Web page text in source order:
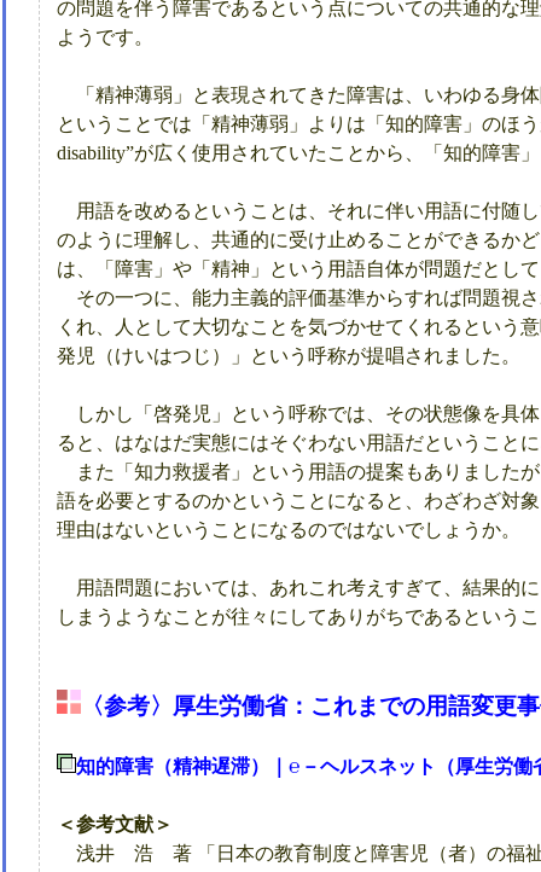
の問題を伴う障害であるという点についての共通的な
ようです。
「精神薄弱」と表現されてきた障害は、いわゆる身
ということでは「精神薄弱」よりは「知的障害」のほ
disability”が広く使用されていたことから、「知的障害
用語を改めるということは、それに伴い用語に付随
のように理解し、共通的に受け止めることができるか
は、「障害」や「精神」という用語自体が問題だとし
その一つに、能力主義的評価基準からすれば問題視
くれ、人として大切なことを気づかせてくれるという
発児（けいはつじ）」という呼称が提唱されました。
しかし「啓発児」という呼称では、その状態像を具
ると、はなはだ実態にはそぐわない用語だということ
また「知力救援者」という用語の提案もありました
語を必要とするのかということになると、わざわざ対
理由はないということになるのではないでしょうか。
用語問題においては、あれこれ考えすぎて、結果的
しまうようなことが往々にしてありがちであるという
〈参考〉厚生労働省：これまでの用語変更
知的障害（精神遅滞）｜℮－ヘルスネット（厚生労働
＜参考文献＞
浅井 浩 著 「日本の教育制度と障害児（者）の福